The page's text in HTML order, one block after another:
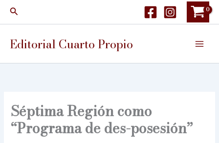
Buscar
Editorial Cuarto Propio
Séptima Región como
“Programa de des-posesión”